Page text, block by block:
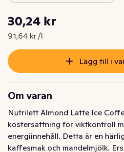
Nuvarande pris är: 30,24 kr
30,24 kr
91,64 kr /l
Styckpris: 91,64 kr /l
Lägg till i
Om varan
Nutrilett Almond Latte Ice
kostersättning för viktkontroll
energiinnehåll. Detta är en
kaffesmak och mandelmjölk.